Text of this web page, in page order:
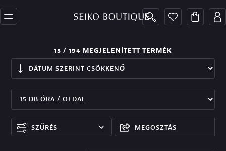
15 / 194 MEGJELENÍTETT TERMÉK
SZŰRÉS MEGOSZTÁS